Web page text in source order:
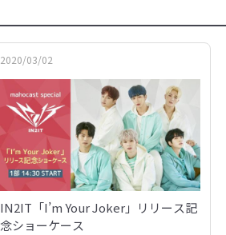
2020/03/02
IN2IT「I’m Your Joker」リリース記
念ショーケース